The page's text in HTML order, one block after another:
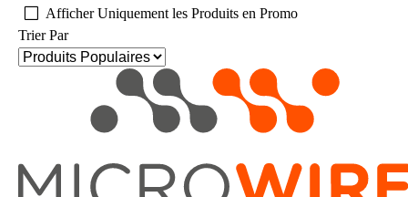
Afficher Uniquement les Produits en Promo
Trier Par